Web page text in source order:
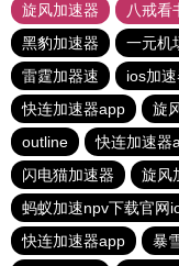
旋风加速器
八戒看
黑豹加速器
一元机
雷霆加器速
ios加速
快连加速器app
旋
outline
快连加速器
闪电猫加速器
旋风
蚂蚁加速npv下载官网
快连加速器app
暴